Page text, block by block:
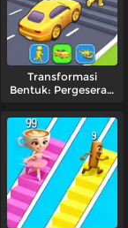
Transformasi
Bentuk: Pergeseran